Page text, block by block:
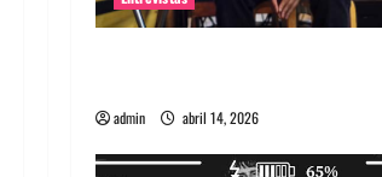
admin abril 14, 2026